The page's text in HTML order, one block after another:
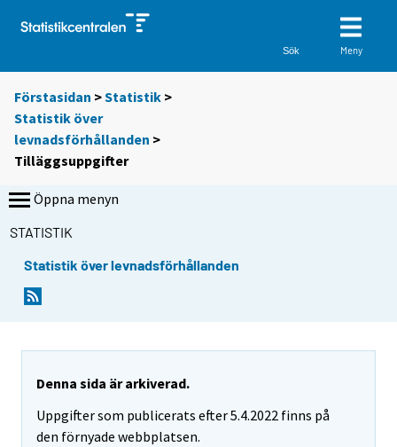
Sök Meny
Förstasidan >Statistik >
Statistik över
levnadsförhållanden >
Tilläggsuppgifter
Öppna menyn
STATISTIK
Statistik över levnadsförhållanden
Denna sida är arkiverad.
Uppgifter som publicerats efter 5.4.2022 finns på
den förnyade webbplatsen.